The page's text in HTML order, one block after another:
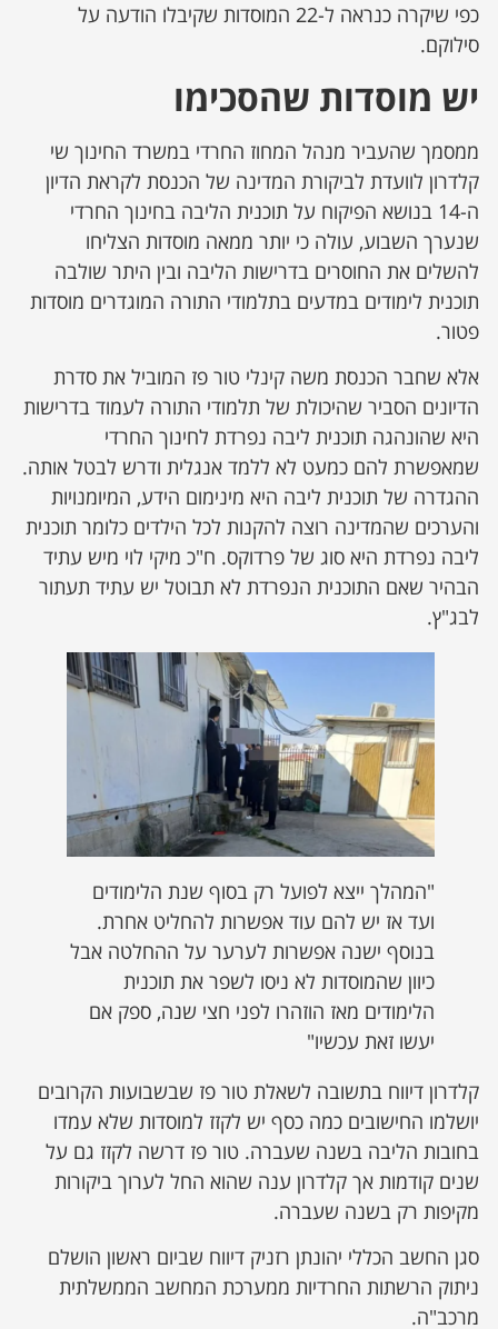
כפי שיקרה כנראה ל-22 המוסדות שקיבלו הודעה על
סילוקם.
יש מוסדות שהסכימו
ממסמך שהעביר מנהל המחוז החרדי במשרד החינוך שי
קלדרון לוועדת לביקורת המדינה של הכנסת לקראת הדיון
ה-14 בנושא הפיקוח על תוכנית הליבה בחינוך החרדי
שנערך השבוע, עולה כי יותר ממאה מוסדות הצליחו
להשלים את החוסרים בדרישות הליבה ובין היתר שולבה
תוכנית לימודים במדעים בתלמודי התורה המוגדרים מוסדות
פטור.
אלא שחבר הכנסת משה קינלי טור פז המוביל את סדרת
הדיונים הסביר שהיכולת של תלמודי התורה לעמוד בדרישות
היא שהונהגה תוכנית ליבה נפרדת לחינוך החרדי
שמאפשרת להם כמעט לא ללמד אנגלית ודרש לבטל אותה.
ההגדרה של תוכנית ליבה היא מינימום הידע, המיומנויות
והערכים שהמדינה רוצה להקנות לכל הילדים כלומר תוכנית
ליבה נפרדת היא סוג של פרדוקס. ח"כ מיקי לוי מיש עתיד
הבהיר שאם התוכנית הנפרדת לא תבוטל יש עתיד תעתור
לבג"ץ.
"המהלך ייצא לפועל רק בסוף שנת הלימודים
ועד אז יש להם עוד אפשרות להחליט אחרת.
בנוסף ישנה אפשרות לערער על ההחלטה אבל
כיוון שהמוסדות לא ניסו לשפר את תוכנית
הלימודים מאז הוזהרו לפני חצי שנה, ספק אם
יעשו זאת עכשיו"
קלדרון דיווח בתשובה לשאלת טור פז שבשבועות הקרובים
יושלמו החישובים כמה כסף יש לקזז למוסדות שלא עמדו
בחובות הליבה בשנה שעברה. טור פז דרשה לקזז גם על
שנים קודמות אך קלדרון ענה שהוא החל לערוך ביקורות
מקיפות רק בשנה שעברה.
סגן החשב הכללי יהונתן רזניק דיווח שביום ראשון הושלם
ניתוק הרשתות החרדיות ממערכת המחשב הממשלתית
מרכב"ה.